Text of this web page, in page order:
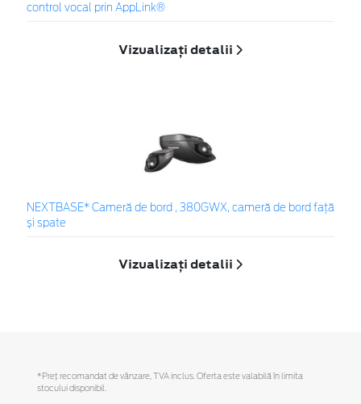
control vocal prin AppLink®
Vizualizați detalii
NEXTBASE* Cameră de bord , 380GWX, cameră de bord față
și spate
Vizualizați detalii
*Preţ recomandat de vânzare, TVA inclus. Oferta este valabilă în limita
stocului disponibil.